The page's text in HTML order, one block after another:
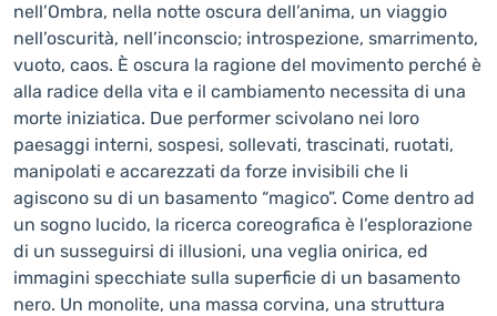
nell’Ombra, nella notte oscura dell’anima, un viaggio
nell’oscurità, nell’inconscio; introspezione, smarrimento,
vuoto, caos. È oscura la ragione del movimento perché è
alla radice della vita e il cambiamento necessita di una
morte iniziatica. Due performer scivolano nei loro
paesaggi interni, sospesi, sollevati, trascinati, ruotati,
manipolati e accarezzati da forze invisibili che li
agiscono su di un basamento “magico”. Come dentro ad
un sogno lucido, la ricerca coreografica è l’esplorazione
di un susseguirsi di illusioni, una veglia onirica, ed
immagini specchiate sulla superficie di un basamento
nero. Un monolite, una massa corvina, una struttura